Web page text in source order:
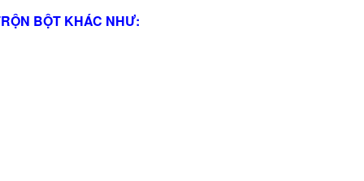
BỘT KHÁC NHƯ: